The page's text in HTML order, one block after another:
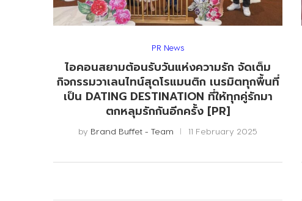
PR News
ไอคอนสยามต้อนรับวันแห่งความรัก จัดเต็ม
กิจกรรมวาเลนไทน์สุดโรแมนติก เนรมิตทุกพื้นที่
เป็น DATING DESTINATION ที่ให้ทุกคู่รักมา
ตกหลุมรักกันอีกครั้ง [PR]
by Brand Buffet - Team 11 February 2025